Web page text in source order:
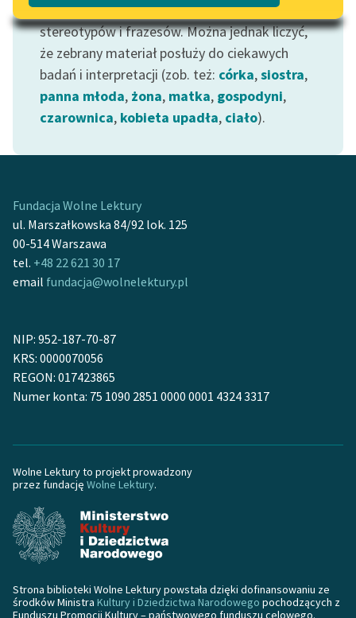
Lektury szkolne i klasyka
literatury do słuchania dla
uczennic i uczniów z
niepełnosprawnościami
E-kolekcja lektur
słuchania dla uczennic i
Feministyczne inspiracje.
Popularyzacja
skandynawskiej literatury
feministycznej
Kolekcje edukacyjne
twórców przechodzących
do domeny publicznej,
lektur szkolnych oraz
Odkurzamy bohaterów
Szkoła Poezji Wolnych
O nas
Kontakt
O projekcie
fizyczną) — zawierać będą zapewne wiele
stereotypów i frazesów. Można jednak liczyć,
że zebrany materiał posłuży do ciekawych
badań i interpretacji (zob. też: córka,siostra,
panna młoda, żona, matka, gospodyni,
czarownica, kobieta upadła, ciało).
Fundacja Wolne Lektury
ul. Marszałkowska 84/92 lok. 125
00-514 Warszawa
tel. +48 22 621 30 17
email fundacja@wolnelektury.pl
NIP: 952-187-70-87
KRS: 0000070056
REGON: 017423865
Numer konta: 75 1090 2851 0000 0001 4324 3317
Wolne Lektury to projekt prowadzony
przez fundację Wolne Lektury.
Strona biblioteki Wolne Lektury powstała dzięki dofinansowaniu ze
środków Ministra Kultury i Dziedzictwa Narodowego pochodzących z
Funduszu Promocji Kultury – państwowego funduszu celowego.